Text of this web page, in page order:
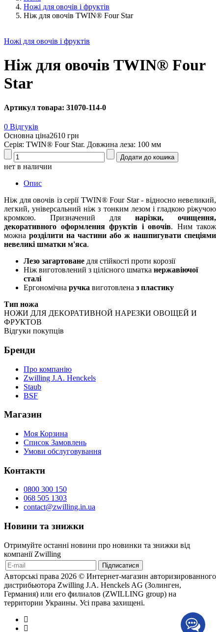
Ножі для овочів і фруктів
Ніж для овочів TWIN® Four Star
Ножі для овочів і фруктів
Ніж для овочів TWIN® Four
Star
Артикул товара: 31070-114-0
0 Відгуків
Основна ціна2610 грн
Серія: TWIN® Four Star. Довжина леза: 100 мм
нет в наличии
Опис
Ніж для овочів із серії TWIN® Four Star - відносно невеликий,
легкий, універсальний ніж з тонким лезом і гладкою ріжучою
кромкою. Призначений для нарізки, очищення,
декоративного оформлення фруктів і овочів. Ним також
можна розділити на частини або ж нашпигувати спеціями
невеликі шматки м'яса.
Лезо загартоване для стійкості проти корозії
Ніж виготовлений з цілісного шматка нержавіючої
сталі
Ергономічна ручка виготовлена з пластику
Тип ножа
НОЖИ ДЛЯ ДЕКОРАТИВНОЙ НАРЕЗКИ ОВОЩЕЙ И
ФРУКТОВ
Відгуки покупців
Бренди
Про компанію
Zwilling J.A. Henckels
Staub
BSF
Магазин
Моя Корзина
Список Замовлень
Умови обслуговування
Контакти
0800 300 150
068 505 1303
contact@zwilling.in.ua
Новини та знижки
Отримуйте останні новини про новинки та знижки від
компанії Zwilling
Авторські права 2026 © Интернет-магазин авторизированного
дистрибьютора Zwilling J.A. Henckels AG (Золинген,
Германия) или его филиалов (ZWILLING group) на
территории Украины. Усі права захищені.